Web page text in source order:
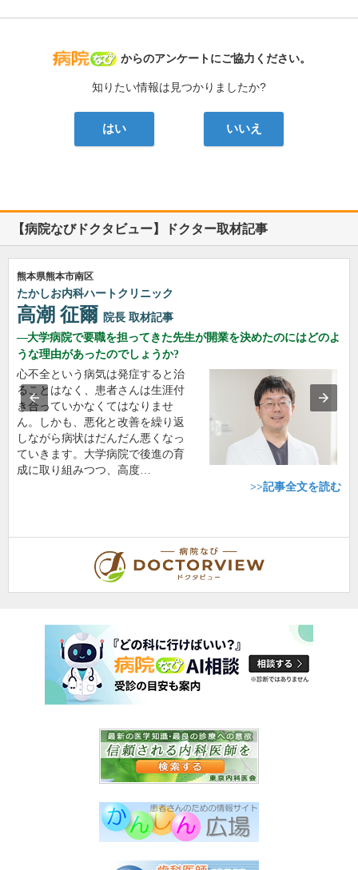
病院なび
からのアンケートにご協力ください。
知りたい情報は見つかりましたか?
はい いいえ
【病院なびドクタビュー】ドクター取材記事
熊本県熊本市南区
たかしお内科ハートクリニック
高潮 征爾 院長 取材記事
大学病院で要職を担ってきた先生が開業を決めたのにはどのよ
うな理由があったのでしょうか?
心不全という病気は発症すると治
ることはなく、患者さんは生涯付
き合っていかなくてはなりませ
ん。しかも、悪化と改善を繰り返
しながら病状はだんだん悪くなっ
ていきます。大学病院で後進の育
成に取り組みつつ、高度…
>>記事全文を読む